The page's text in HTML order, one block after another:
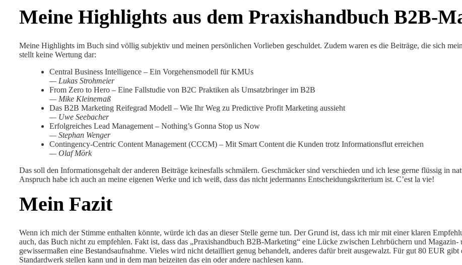
Meine Highlights aus dem Praxishandbuch B2B-
Meine Highlights im Buch sind völlig subjektiv und meinen persönlichen Vorlieben geschuldet. Zudem waren es die Beiträge, die sich
stellt keine Wertung dar:
Central Business Intelligence – Ein Vorgehensmodell für KMUs
— Lukas Strohmeier
From Zero to Hero – Eine Fallstudie von B2C Praktiken als Umsatzbringer im B2B
— Mike Kleinemaß
Das B2B Marketing Reifegrad Modell – Wie Ihr Weg zu Predictive Profit Marketing aussieht
— Uwe Seebacher
Erfolgreiches Lead Management – Nothing’s Gonna Stop us Now
— Stephan Wenger
Contingency-Centric Content Management (CCCM) – Mit Smart Content die Kunden trotz Informationsflut erreichen
— Olaf Mörk
Das soll den Informationsgehalt der anderen Beiträge keinesfalls schmälern. Geschmäcker sind verschieden und ich lese gerne flüssig in
Anspruch habe ich auch an meine eigenen Werke und ich weiß, dass das nicht jedermanns Entscheidungskriterium ist. C’est la vie!
Mein Fazit
Wenn ich mich der Stimme enthalten könnte, würde ich das an dieser Stelle gerne tun. Der Grund ist, dass ich mir mit einer klaren
auch, das Buch nicht zu empfehlen. Fakt ist, dass das „Praxishandbuch B2B-Marketing“ eine Lücke zwischen Lehrbüchern und
gewissermaßen eine Bestandsaufnahme. Vieles wird nicht detailliert genug behandelt, anderes dafür breit ausgewalzt. Für gut 80 EUR
Standardwerk stellen kann und in dem man beizeiten das ein oder andere nachlesen kann.